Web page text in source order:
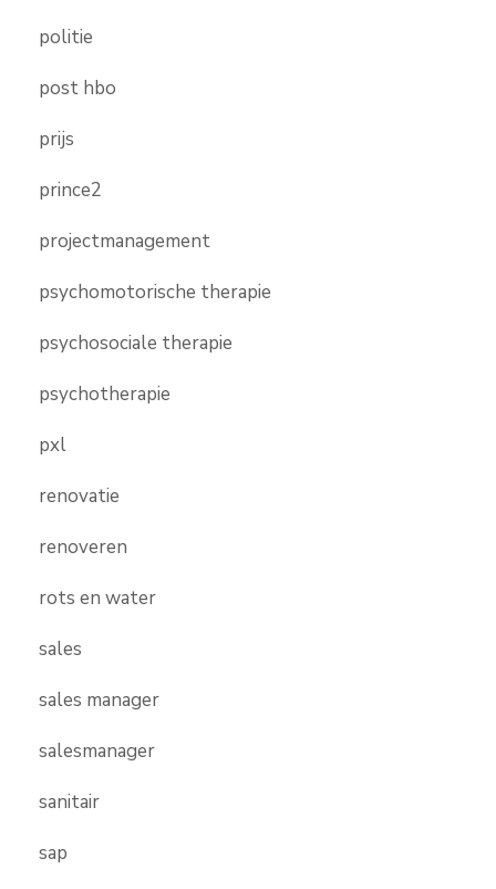
politie
post hbo
prijs
prince2
projectmanagement
psychomotorische therapie
psychosociale therapie
psychotherapie
pxl
renovatie
renoveren
rots en water
sales
sales manager
salesmanager
sanitair
sap